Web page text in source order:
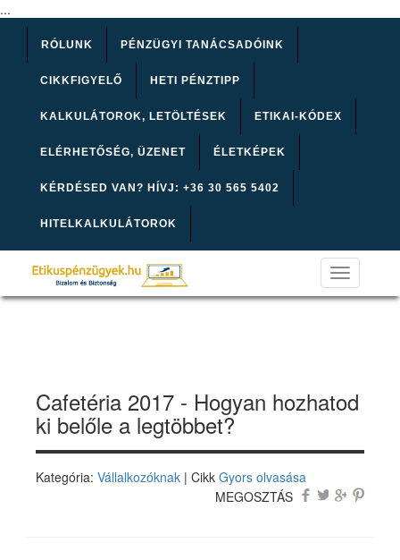
...
RÓLUNK PÉNZÜGYI TANÁCSADÓINK
CIKKFIGYELŐ HETI PÉNZTIPP
KALKULÁTOROK, LETÖLTÉSEK ETIKAI-KÓDEX
ELÉRHETŐSÉG, ÜZENET ÉLETKÉPEK
KÉRDÉSED VAN? HÍVJ: +36 30 565 5402
HITELKALKULÁTOROK
Toggle
navigation
Cafetéria 2017 - Hogyan hozhatod
ki belőle a legtöbbet?
Kategória: Vállalkozóknak | Cikk Gyors olvasása
MEGOSZTÁS